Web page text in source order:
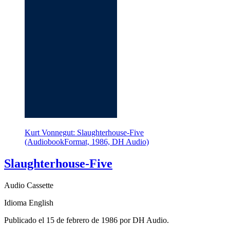
Kurt Vonnegut: Slaughterhouse-Five
(AudiobookFormat, 1986, DH Audio)
Slaughterhouse-Five
Audio Cassette
Idioma English
Publicado el 15 de febrero de 1986 por DH Audio.